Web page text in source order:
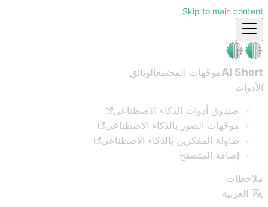
Skip to main content
AI Shortموجّهات المجتمعالوثائق
الأدوات
صندوق أدوات الذكاء الاصطناعي
موجّهات الصور بالذكاء الاصطناعي
طاولة المفكرين بالذكاء الاصطناعي
إضافة المتصفح
ملاحظات
العربية